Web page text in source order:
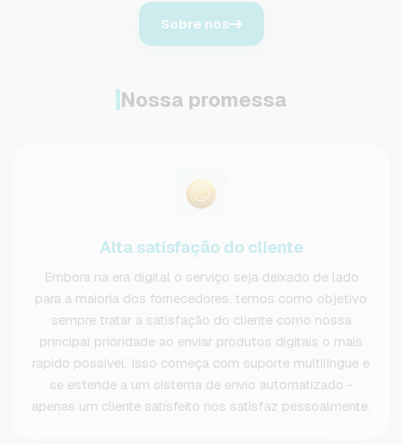
Sobre nos
Nossa promessa
Alta satisfação do cliente
Embora na era digital o serviço seja deixado de lado
para a maioria dos fornecedores, temos como objetivo
sempre tratar a satisfação do cliente como nossa
principal prioridade ao enviar produtos digitais o mais
rápido possível. Isso começa com suporte multilíngue e
se estende a um sistema de envio automatizado -
apenas um cliente satisfeito nos satisfaz pessoalmente.